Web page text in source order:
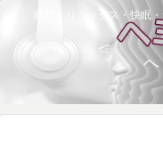
瞑想・リラックス・快眠
ヘ